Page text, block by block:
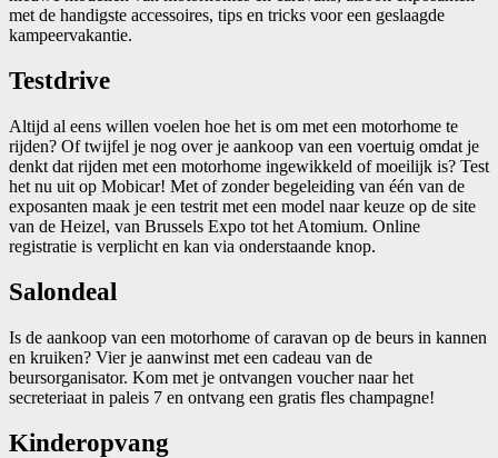
met de handigste accessoires, tips en tricks voor een geslaagde
kampeervakantie.
Testdrive
Altijd al eens willen voelen hoe het is om met een motorhome te
rijden? Of twijfel je nog over je aankoop van een voertuig omdat je
denkt dat rijden met een motorhome ingewikkeld of moeilijk is? Test
het nu uit op Mobicar! Met of zonder begeleiding van één van de
exposanten maak je een testrit met een model naar keuze op de site
van de Heizel, van Brussels Expo tot het Atomium. Online
registratie is verplicht en kan via onderstaande knop.
Salondeal
Is de aankoop van een motorhome of caravan op de beurs in kannen
en kruiken? Vier je aanwinst met een cadeau van de
beursorganisator. Kom met je ontvangen voucher naar het
secreteriaat in paleis 7 en ontvang een gratis fles champagne!
Kinderopvang